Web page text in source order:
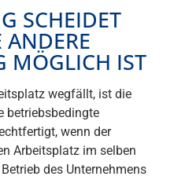
SCHEIDET
MÖGLICH IST
wegfällt, ist die
betriebsbedingte
wenn der
Arbeitsplatz im selben
des Unternehmens